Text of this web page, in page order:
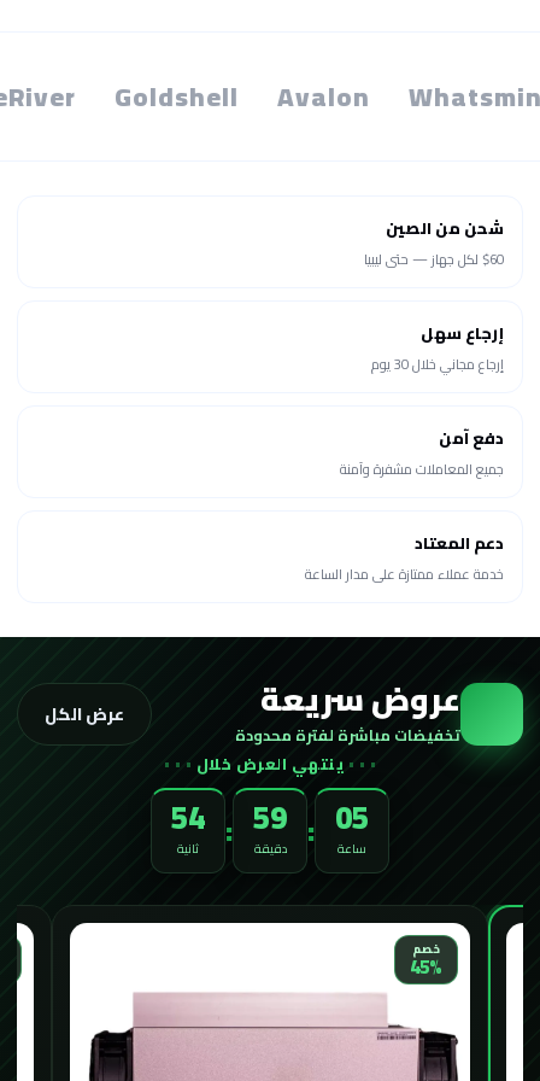
Avalon
Goldshell
شحن من الصين
$60 لكل جهاز — حتى ليبيا
إرجاع سهل
إرجاع مجاني خلال 30 يوم
دفع آمن
جميع المعاملات مشفرة وآمنة
دعم المعتاد
خدمة عملاء ممتازة على مدار الساعة
عروض سريعة
تخفيضات مباشرة لفترة محدودة
ينتهي العرض خلال
05
ساعة :
59
دقيقة :
52
ثانية
عرض الكل
الأكثر طلباً
خصم
33%